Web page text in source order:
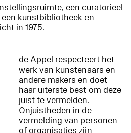
een curatorieel
kunstbibliotheek en -
in 1975.
de Appel respecteert het
werk van kunstenaars en
andere makers en doet
haar uiterste best om deze
juist te vermelden.
Onjuistheden in de
vermelding van personen